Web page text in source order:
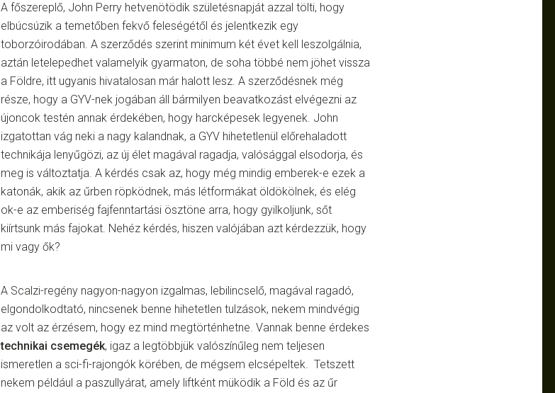
A főszereplő, John Perry hetvenötödik születésnapját azzal tölti, hogy
elbúcsúzik a temetőben fekvő feleségétől és jelentkezik egy
toborzóirodában. A szerződés szerint minimum két évet kell leszolgálnia,
aztán letelepedhet valamelyik gyarmaton, de soha többé nem jöhet vissza
a Földre, itt ugyanis hivatalosan már halott lesz. A szerződésnek még
része, hogy a GYV-nek jogában áll bármilyen beavatkozást elvégezni az
újoncok testén annak érdekében, hogy harcképesek legyenek. John
izgatottan vág neki a nagy kalandnak, a GYV hihetetlenül előrehaladott
technikája lenyűgözi, az új élet magával ragadja, valósággal elsodorja, és
meg is változtatja. A kérdés csak az, hogy még mindig emberek-e ezek a
katonák, akik az űrben röpködnek, más létformákat öldökölnek, és elég
ok-e az emberiség fajfenntartási ösztöne arra, hogy gyilkoljunk, sőt
kiírtsunk más fajokat. Nehéz kérdés, hiszen valójában azt kérdezzük, hogy
mi vagy ők?
A Scalzi-regény nagyon-nagyon izgalmas, lebilincselő, magával ragadó,
elgondolkodtató, nincsenek benne hihetetlen tulzások, nekem mindvégig
az volt az érzésem, hogy ez mind megtörténhetne. Vannak benne érdekes
technikai csemegék, igaz a legtöbbjük valószínűleg nem teljesen
ismeretlen a sci-fi-rajongók körében, de mégsem elcsépeltek. Tetszett
nekem például a paszullyárat, amely liftként müködik a Föld és az űr